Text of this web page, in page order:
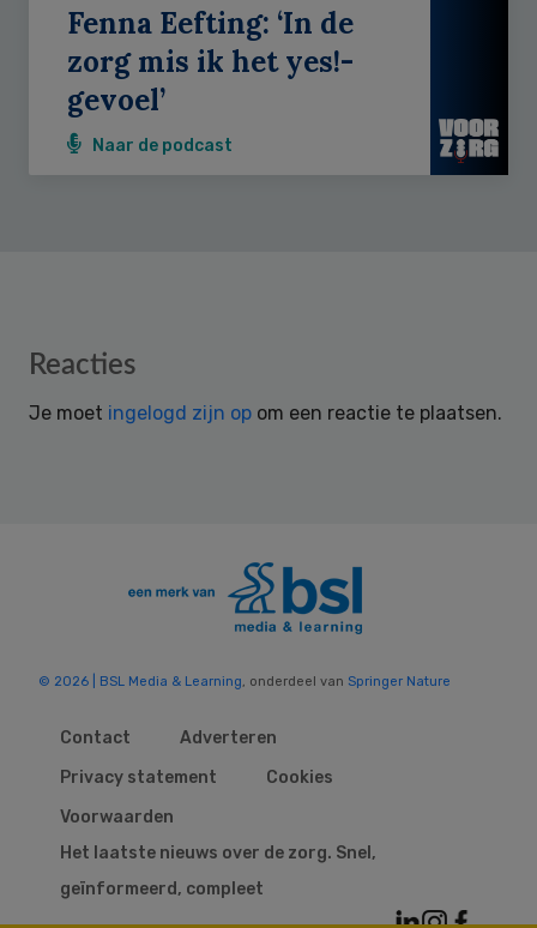
Fenna Eefting: ‘In de
zorg mis ik het yes!-
gevoel’
Naar de podcast
Reader
Reacties
Je moet ingelogd zijn op om een reactie te plaatsen.
© 2026 | BSL Media & Learning, onderdeel van Springer Nature
Contact
Adverteren
Privacy statement
Cookies
Voorwaarden
Het laatste nieuws over de zorg. Snel,
geïnformeerd, compleet